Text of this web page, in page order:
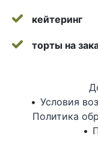
кейтеринг
торты на
Условия
Политика